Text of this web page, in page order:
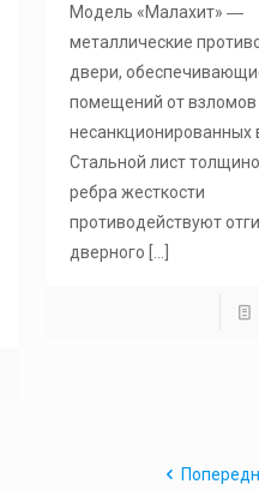
Модель «Малахит» ―
металлические
двери,
помещений от взломов
несанкционированных
Стальной лист
ребра жесткости
противодействуют
дверного